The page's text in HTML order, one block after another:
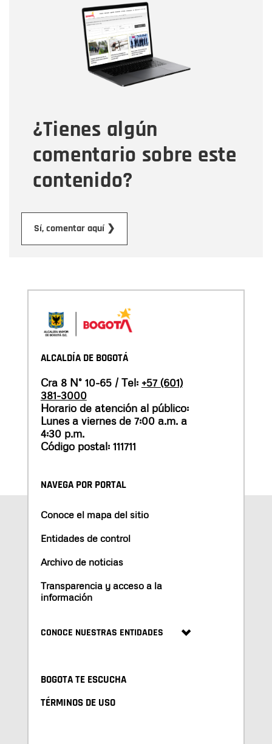
¿Tienes algún
comentario sobre este
contenido?
Sí, comentar aquí ❯
Correo electrónico
Tipo de comentario
Mensaje
ALCALDÍA DE BOGOTÁ
Cra 8 N° 10-65 / Tel: +57 (601)
381-3000
Horario de atención al público:
Lunes a viernes de 7:00 a.m. a
4:30 p.m.
Código postal: 111711
NAVEGA POR PORTAL
Conoce el mapa del sitio
Entidades de control
Archivo de noticias
Transparencia y acceso a la
información
CONOCE NUESTRAS ENTIDADES
BOGOTA TE ESCUCHA
TÉRMINOS DE USO